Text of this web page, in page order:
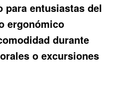
para entusiastas del
ergonómico
durante
o excursiones